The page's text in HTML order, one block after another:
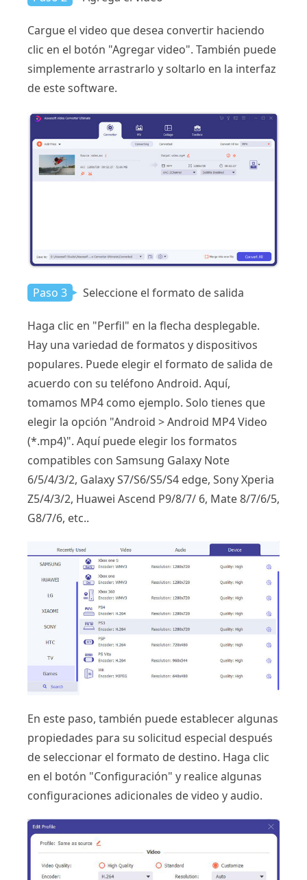
Cargue el video que desea convertir haciendo
clic en el botón "Agregar video". También puede
simplemente arrastrarlo y soltarlo en la interfaz
de este software.
Paso 3 Seleccione el formato de salida
Haga clic en "Perfil" en la flecha desplegable.
Hay una variedad de formatos y dispositivos
populares. Puede elegir el formato de salida de
acuerdo con su teléfono Android. Aquí,
tomamos MP4 como ejemplo. Solo tienes que
elegir la opción "Android > Android MP4 Video
(*.mp4)". Aquí puede elegir los formatos
compatibles con Samsung Galaxy Note
6/5/4/3/2, Galaxy S7/S6/S5/S4 edge, Sony Xperia
Z5/4/3/2, Huawei Ascend P9/8/7/ 6, Mate 8/7/6/5,
G8/7/6, etc..
En este paso, también puede establecer algunas
propiedades para su solicitud especial después
de seleccionar el formato de destino. Haga clic
en el botón "Configuración" y realice algunas
configuraciones adicionales de video y audio.